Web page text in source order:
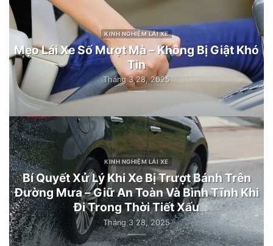
KINH NGHIỆM LÁI XE
Mẹo Lái Xe Số Mượt Mà – Không Bị Giật Khó
Tin
Tháng 3 28, 2025
KINH NGHIỆM LÁI XE
Bí Quyết Xử Lý Khi Xe Bị Trượt Bánh Trên
Đường Mưa – Giữ An Toàn Và Bình Tĩnh Khi
Đi Trong Thời Tiết Xấu
Tháng 3 28, 2025